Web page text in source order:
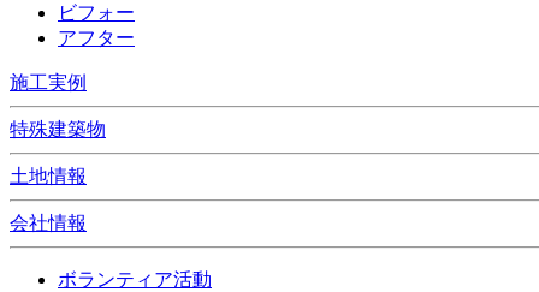
ビフォー
アフター
施工実例
特殊建築物
土地情報
会社情報
ボランティア活動